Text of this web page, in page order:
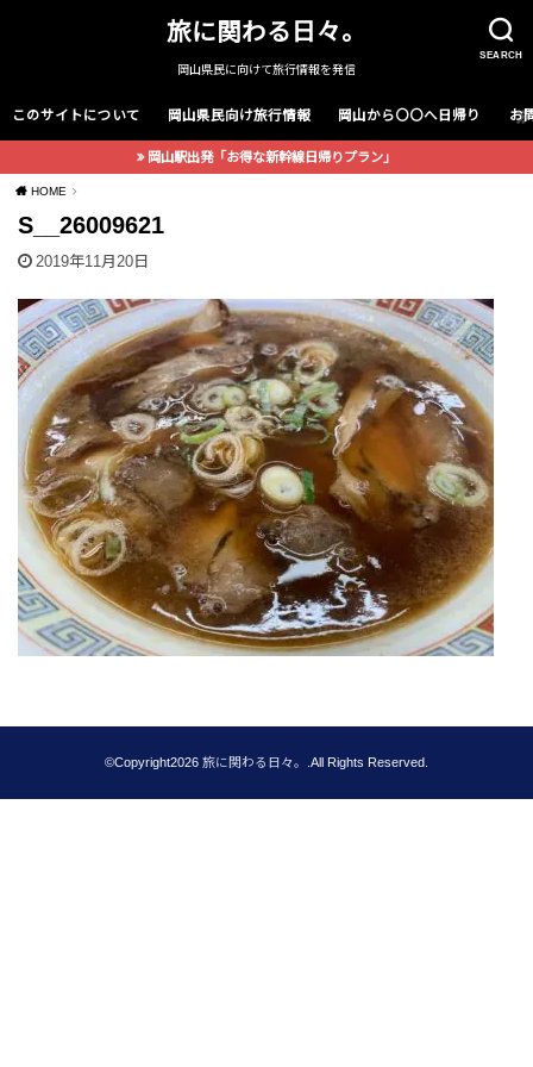
SEARCH
旅に関わる日々。
岡山県民に向けて旅行情報を発信
このサイトについて 岡山県民向け旅行情報 岡山から〇〇へ日帰り お
岡山駅出発「お得な新幹線日帰りプラン」
HOME
S__26009621
2019年11月20日
©Copyright2026 旅に関わる日々。 .All Rights Reserved.